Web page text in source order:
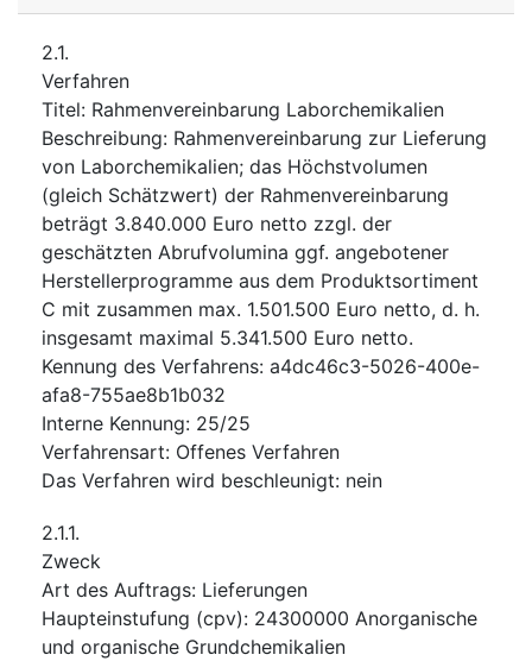
2.1.
Verfahren
Titel: Rahmenvereinbarung Laborchemikalien
Beschreibung: Rahmenvereinbarung zur Lieferung
von Laborchemikalien; das Höchstvolumen
(gleich Schätzwert) der Rahmenvereinbarung
beträgt 3.840.000 Euro netto zzgl. der
geschätzten Abrufvolumina ggf. angebotener
Herstellerprogramme aus dem Produktsortiment
C mit zusammen max. 1.501.500 Euro netto, d. h.
insgesamt maximal 5.341.500 Euro netto.
Kennung des Verfahrens: a4dc46c3-5026-400e-
afa8-755ae8b1b032
Interne Kennung: 25/25
Verfahrensart: Offenes Verfahren
Das Verfahren wird beschleunigt: nein
2.1.1.
Zweck
Art des Auftrags: Lieferungen
Haupteinstufung (cpv): 24300000 Anorganische
und organische Grundchemikalien